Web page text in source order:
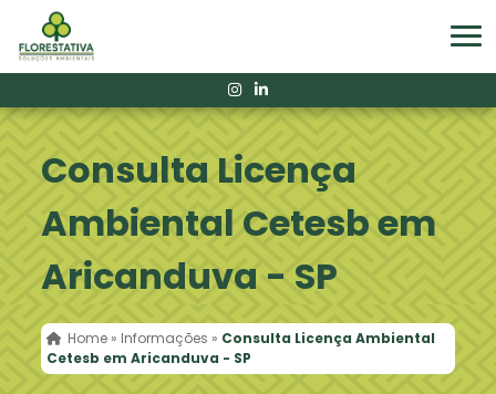
Consulta Licença
Ambiental Cetesb em
Aricanduva - SP
Home » Informações » Consulta Licença Ambiental
Cetesb em Aricanduva - SP